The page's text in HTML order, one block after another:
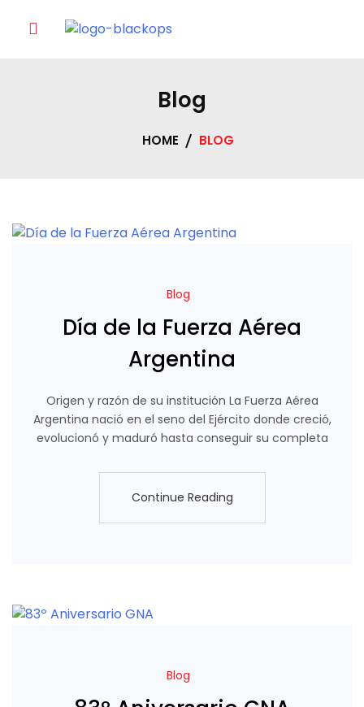
Blog
HOME BLOG
Blog
Blog
Día de la Fuerza Aérea
Argentina
Origen y razón de su institución La Fuerza Aérea
Argentina nació en el seno del Ejército donde creció,
evolucionó y maduró hasta conseguir su completa
Continue Reading
Blog